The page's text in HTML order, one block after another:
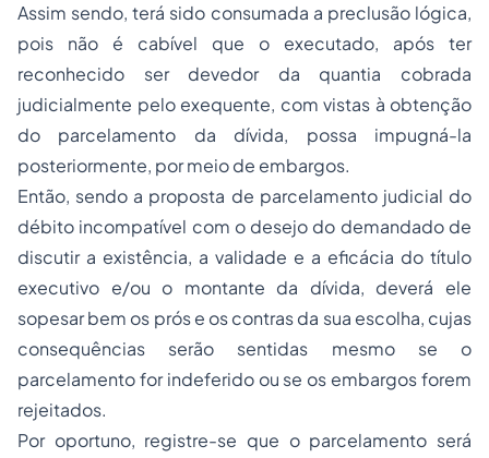
Assim sendo, terá sido consumada a preclusão lógica,
pois não é cabível que o executado, após ter
reconhecido ser devedor da quantia cobrada
judicialmente pelo exequente, com vistas à obtenção
do parcelamento da dívida, possa impugná-la
posteriormente, por meio de embargos.
Então, sendo a proposta de parcelamento judicial do
débito incompatível com o desejo do demandado de
discutir a existência, a validade e a eficácia do título
executivo e/ou o montante da dívida, deverá ele
sopesar bem os prós e os contras da sua escolha, cujas
consequências serão sentidas mesmo se o
parcelamento for indeferido ou se os embargos forem
rejeitados.
Por oportuno, registre-se que o parcelamento será